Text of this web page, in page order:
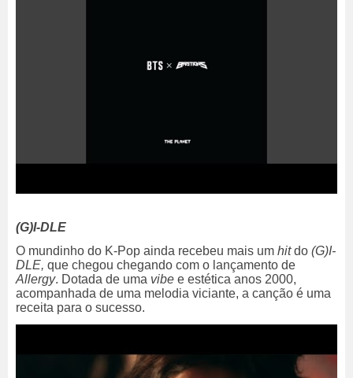
(G)I-DLE
O mundinho do K-Pop ainda recebeu mais um hitdo (G)I-
DLE, que chegou chegando com o lançamento de
Allergy. Dotada de uma vibe e estética anos 2000,
acompanhada de uma melodia viciante, a canção é uma
receita para o sucesso.